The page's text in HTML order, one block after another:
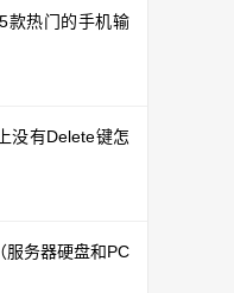
款热门的手机输
没有Delete键怎
服务器硬盘和PC